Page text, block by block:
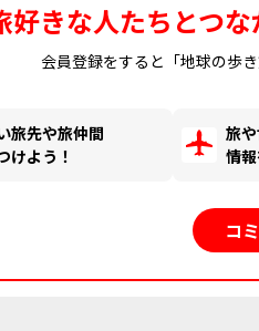
好きな人たちとつ
会員登録をすると「地球の歩
旅先や旅仲間
けよう！
旅
情
コ